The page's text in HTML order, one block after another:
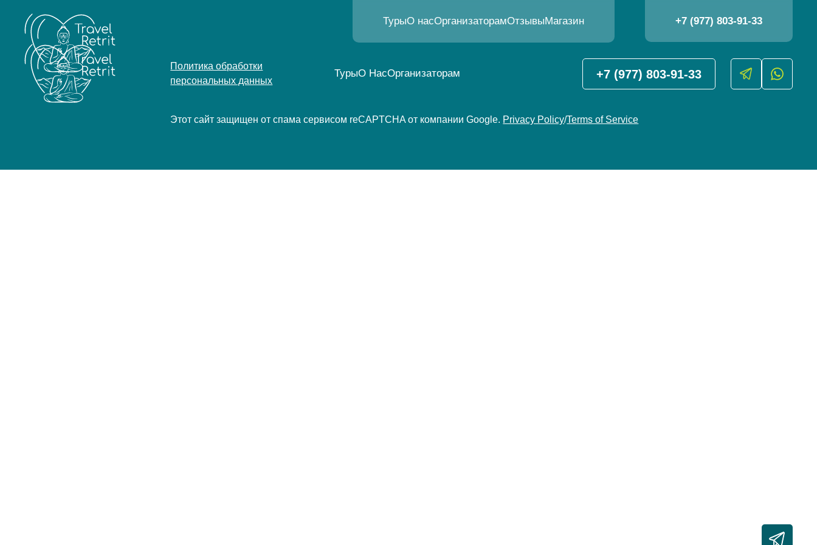
ТурыО насОрганизаторамОтзывыМагазин +7 (977) 803-91-33
Политика обработки
персональных данных
ТурыО НасОрганизаторам +7 (977) 803-91-33
Этот сайт защищен от спама сервисом reCAPTCHA от компании Google. Privacy Policy/Terms of Service